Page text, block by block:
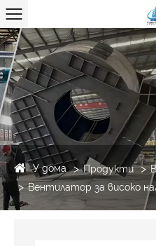
У дома Продукти
Вентилатор за високо